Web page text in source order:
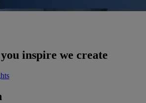
inspire we create